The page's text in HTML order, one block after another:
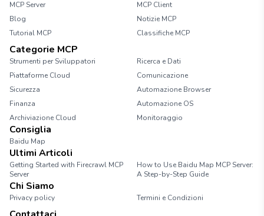
MCP Server
MCP Client
Blog
Notizie MCP
Tutorial MCP
Classifiche MCP
Categorie MCP
Strumenti per Sviluppatori
Ricerca e Dati
Piattaforme Cloud
Comunicazione
Sicurezza
Automazione Browser
Finanza
Automazione OS
Archiviazione Cloud
Monitoraggio
Consiglia
Baidu Map
Ultimi Articoli
Getting Started with Firecrawl MCP
Server
How to Use Baidu Map MCP Server:
A Step-by-Step Guide
Chi Siamo
Privacy policy Termini e Condizioni